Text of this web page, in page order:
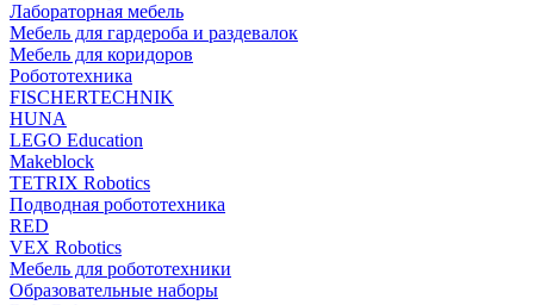
Лабораторная мебель
Мебель для гардероба и раздевалок
Мебель для коридоров
Робототехника
FISCHERTECHNIK
HUNA
LEGO Education
Makeblock
TETRIX Robotics
Подводная робототехника
RED
VEX Robotics
Мебель для робототехники
Образовательные наборы